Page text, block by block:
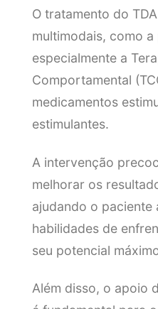
O tratamento do
multimodais, como
especialmente a
Comportamental
medicamentos
estimulantes.
A intervenção
melhorar os
ajudando o paciente
habilidades de
seu potencial
Além disso, o apoio